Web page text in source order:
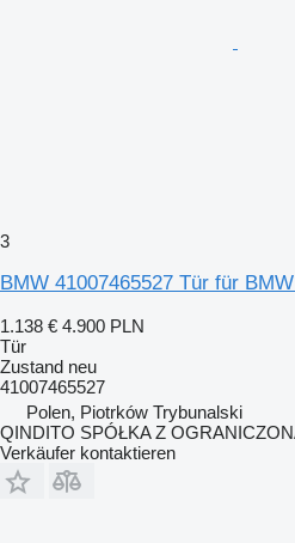
3
BMW 41007465527 Tür für
1.138 € 4.900 PLN
Tür
Zustand neu
41007465527
Polen, Piotrków Trybunalski
QINDITO SPÓŁKA Z
Verkäufer kontaktieren